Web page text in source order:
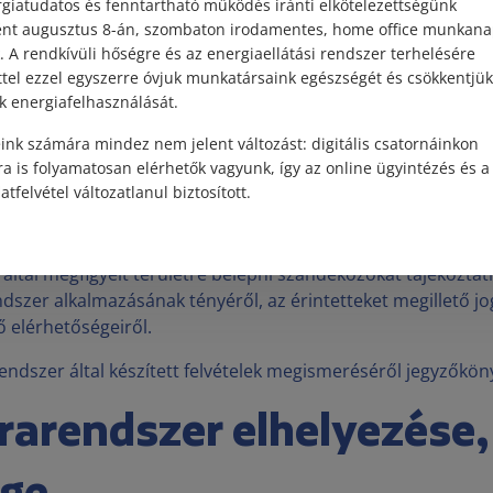
üzemeltetésére szerződést kell kötni az alábbi
Biztonsági őr,
Testőr,
Vagyonőr vagy
által megfigyelt területre belépni szándékozókat
alkalmazásának tényéről, az érintetteket megillető
elérhetőségeiről.
által készített felvételek megismeréséről
elhelyezése,
és fenntartható működés iránti elkötelezettségünk
augusztus 8-án, szombaton irodamentes, home office
A rendkívüli hőségre és az energiaellátási rendszer terhelésére
ezzel egyszerre óvjuk munkatársaink egészségét és csökkentjük
energiafelhasználását.
számára mindez nem jelent változást: digitális csatornáinkon
is folyamatosan elérhetők vagyunk, így az online ügyintézés és a
változatlanul biztosított.